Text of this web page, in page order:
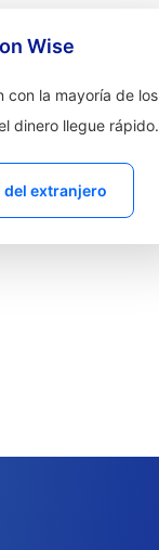
Wise
con la mayoría de los
dinero llegue rápido.
del extranjero